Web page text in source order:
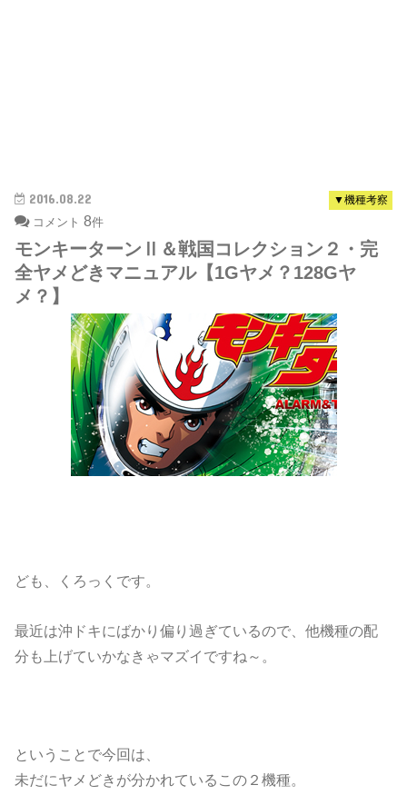
▼機種考察
2016.08.22
コメント 8件
モンキーターンⅡ＆戦国コレクション２・完
全ヤメどきマニュアル【1Gヤメ？128Gヤ
メ？】
ども、くろっくです。
最近は沖ドキにばかり偏り過ぎているので、他機種の配
分も上げていかなきゃマズイですね～。
ということで今回は、
未だにヤメどきが分かれているこの２機種。